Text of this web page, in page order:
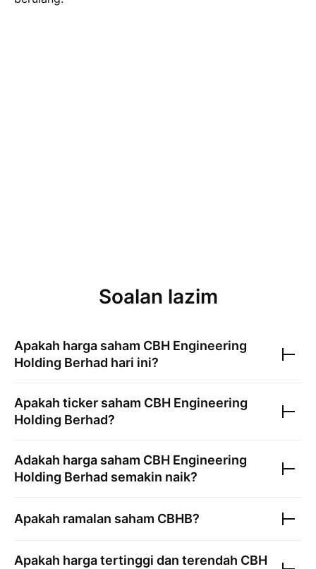
Soalan lazim
Apakah harga saham CBH Engineering
Holding Berhad hari ini?
Apakah ticker saham CBH Engineering
Holding Berhad?
Adakah harga saham CBH Engineering
Holding Berhad semakin naik?
Apakah ramalan saham CBHB?
Apakah harga tertinggi dan terendah CBH